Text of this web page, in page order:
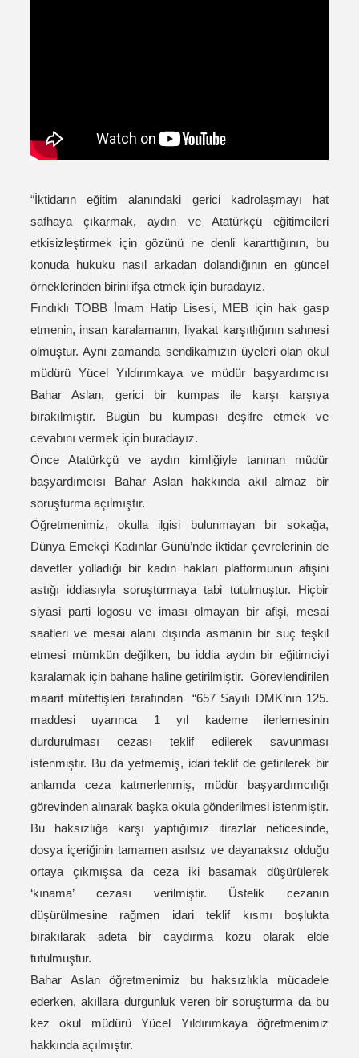
“İktidarın eğitim alanındaki gerici kadrolaşmayı hat
safhaya çıkarmak, aydın ve Atatürkçü eğitimcileri
etkisizleştirmek için gözünü ne denli kararttığının, bu
konuda hukuku nasıl arkadan dolandığının en güncel
örneklerinden birini ifşa etmek için buradayız.
Fındıklı TOBB İmam Hatip Lisesi, MEB için hak gasp
etmenin, insan karalamanın, liyakat karşıtlığının sahnesi
olmuştur. Aynı zamanda sendikamızın üyeleri olan okul
müdürü Yücel Yıldırımkaya ve müdür başyardımcısı
Bahar Aslan, gerici bir kumpas ile karşı karşıya
bırakılmıştır. Bugün bu kumpası deşifre etmek ve
cevabını vermek için buradayız.
Önce Atatürkçü ve aydın kimliğiyle tanınan müdür
başyardımcısı Bahar Aslan hakkında akıl almaz bir
soruşturma açılmıştır.
Öğretmenimiz, okulla ilgisi bulunmayan bir sokağa,
Dünya Emekçi Kadınlar Günü’nde iktidar çevrelerinin de
davetler yolladığı bir kadın hakları platformunun afişini
astığı iddiasıyla soruşturmaya tabi tutulmuştur. Hiçbir
siyasi parti logosu ve iması olmayan bir afişi, mesai
saatleri ve mesai alanı dışında asmanın bir suç teşkil
etmesi mümkün değilken, bu iddia aydın bir eğitimciyi
karalamak için bahane haline getirilmiştir. Görevlendirilen
maarif müfettişleri tarafından “657 Sayılı DMK’nın 125.
maddesi uyarınca 1 yıl kademe ilerlemesinin
durdurulması cezası teklif edilerek savunması
istenmiştir. Bu da yetmemiş, idari teklif de getirilerek bir
anlamda ceza katmerlenmiş, müdür başyardımcılığı
görevinden alınarak başka okula gönderilmesi istenmiştir.
Bu haksızlığa karşı yaptığımız itirazlar neticesinde,
dosya içeriğinin tamamen asılsız ve dayanaksız olduğu
ortaya çıkmışsa da ceza iki basamak düşürülerek
‘kınama’ cezası verilmiştir. Üstelik cezanın
düşürülmesine rağmen idari teklif kısmı boşlukta
bırakılarak adeta bir caydırma kozu olarak elde
tutulmuştur.
Bahar Aslan öğretmenimiz bu haksızlıkla mücadele
ederken, akıllara durgunluk veren bir soruşturma da bu
kez okul müdürü Yücel Yıldırımkaya öğretmenimiz
hakkında açılmıştır.